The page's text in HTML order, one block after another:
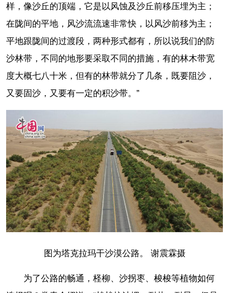
样，像沙丘的顶端，它是以风蚀及沙丘前移压埋为主；
在陇间的平地，风沙流流速非常快，以风沙前移为主；
平地跟陇间的过渡段，两种形式都有，所以说我们的防
沙林带，不同的地形要采取不同的措施，有的林木带宽
度大概七八十米，但有的林带就分了几条，既要阻沙，
又要固沙，又要有一定的积沙带。”
图为塔克拉玛干沙漠公路。 谢震霖摄
为了公路的畅通，柽柳、沙拐枣、梭梭等植物如何